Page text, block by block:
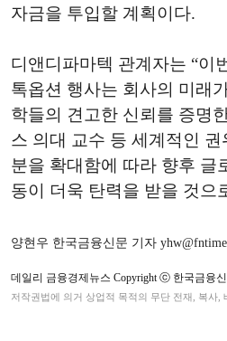
자금을 투입할 계획이다.
디앤디파마텍 관계자는 “이
톡옵션 행사는 회사의 미래
학들의 견고한 신뢰를 증명
스 의대 교수 등 세계적인
분을 확대함에 따라 향후 글
동이 더욱 탄력을 받을 것으
양현우 한국금융신문 기자
데일리 금융경제뉴스 Copyright ⓒ 한국금융
저작권법에 의거 상업적 목적의 무단 전재, 복사,